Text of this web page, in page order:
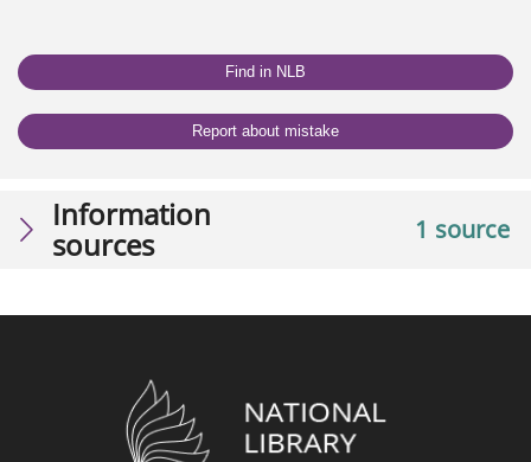
Find in NLB
Report about mistake
1 source
Information
sources